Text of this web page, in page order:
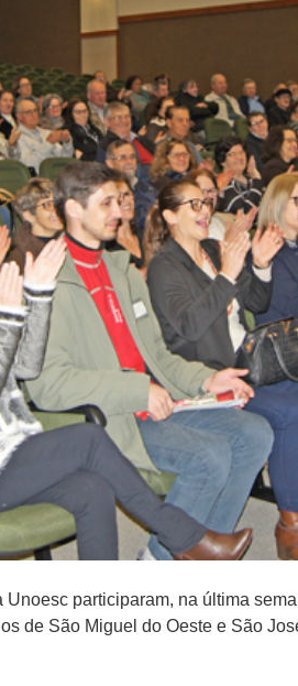
participaram, na última
de São Miguel do Oeste e São